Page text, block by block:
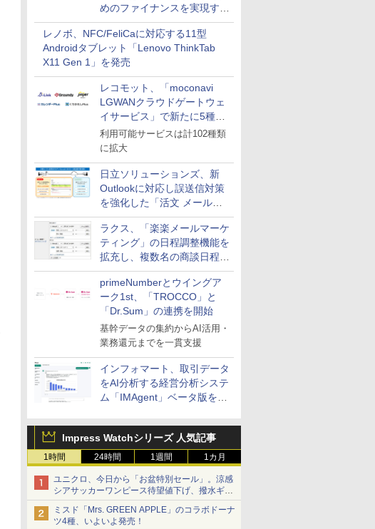
めのファイナンスを実現する
業務設計とマインドセット変
革
レノボ、NFC/FeliCaに対応する11型
Androidタブレット「Lenovo ThinkTab
X11 Gen 1」を発売
レコモット、「moconavi
LGWANクラウドゲートウェ
イサービス」で新たに5種類
のサービスと連携開始
利用可能サービスは計102種類
に拡大
日立ソリューションズ、新
Outlookに対応し誤送信対策
を強化した「活文 メール誤
送信防止アドインサービス」
を提供
ラクス、「楽楽メールマーケ
ティング」の日程調整機能を
拡充し、複数名の商談日程調
整を効率化
primeNumberとウイングア
ーク1st、「TROCCO」と
「Dr.Sum」の連携を開始
基幹データの集約からAI活用・
業務還元までを一貫支援
インフォマート、取引データ
をAI分析する経営分析システ
ム「IMAgent」ベータ版を提
Impress Watchシリーズ 人気記事
1時間 24時間 1週間 1カ月
ユニクロ、今日から「お盆特別セール」。涼感
シアサッカーワンピース待望値下げ、撥水ギア
ショーツは1990円に
ミスド「Mrs. GREEN APPLE」のコラボドーナ
ツ4種、いよいよ発売！